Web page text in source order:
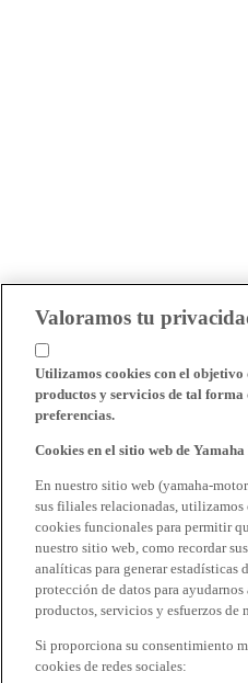
Valoramos tu
Utilizamos cookies con el
productos y servicios de tal forma
preferencias.
Cookies en el sitio web de
En nuestro sitio web (yamaha-
sus filiales relacionadas, utilizamos
cookies funcionales para permitir
nuestro sitio web, como recordar
analíticas para generar estadísticas
protección de datos para
productos, servicios y esfuerzos de
Si proporciona su consentimiento
cookies de redes sociales: